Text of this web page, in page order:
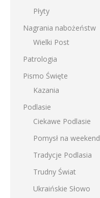
Płyty
Nagrania nabożeństw
Wielki Post
Patrologia
Pismo Święte
Kazania
Podlasie
Ciekawe Podlasie
Pomysł na weekend
Tradycje Podlasia
Trudny Świat
Ukraińskie Słowo